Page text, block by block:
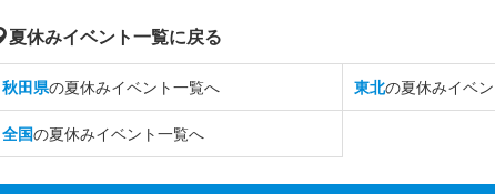
夏休みイベント一覧に戻る
秋田県の夏休みイベント一覧へ 東北の夏休みイベ
全国の夏休みイベント一覧へ